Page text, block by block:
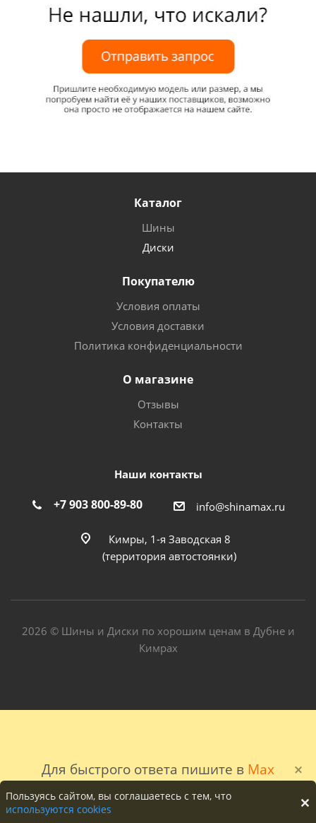
Для быстрого ответа пишите в Max
Каталог
Шины
Диски
Покупателю
Условия оплаты
Условия доставки
Политика конфиденциальности
О магазине
Отзывы
Контакты
Наши контакты
+7 903 800-89-80 info@shinamax.ru
Кимры, 1-я Заводская 8
(территория автостоянки)
2026 © Шины и Диски по хорошим ценам в Дубне и
Кимрах
Пользуясь сайтом, вы соглашаетесь с тем, что
используются cookies